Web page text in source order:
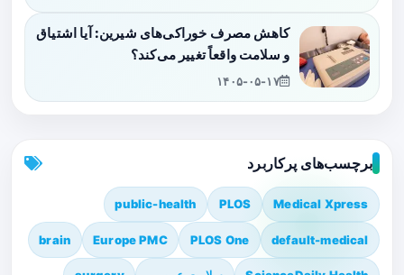
کاهش مصرف خوراکی‌های شیرین: آیا اشتیاق
و سلامت واقعاً تغییر می‌کند؟
۱۴۰۵-۰۵-۱۷
برچسب‌های پرکاربرد
Medical Xpress
PLOS
public-health
default-medical
PLOS One
Europe PMC
brain